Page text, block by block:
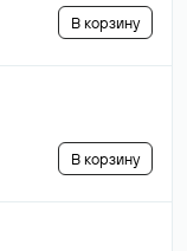
В корзину
В корзину